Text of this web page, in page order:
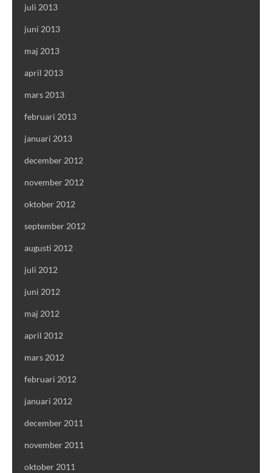
juli 2013
juni 2013
maj 2013
april 2013
mars 2013
februari 2013
januari 2013
december 2012
november 2012
oktober 2012
september 2012
augusti 2012
juli 2012
juni 2012
maj 2012
april 2012
mars 2012
februari 2012
januari 2012
december 2011
november 2011
oktober 2011